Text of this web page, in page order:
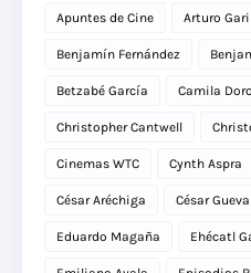
Apuntes de Cine Arturo
Benjamín Fernández
Betzabé García Camila
Christopher Cantwell
Cinemas WTC Cynth Aspra
César Aréchiga César
Eduardo Magaña Ehécatl